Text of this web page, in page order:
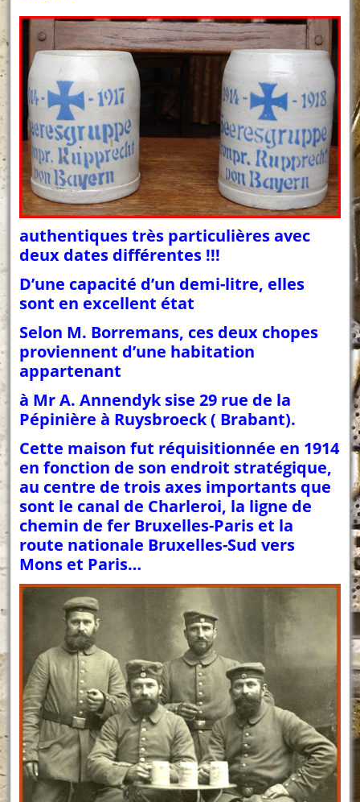
authentiques très particulières avec
deux dates différentes !!!
D’une capacité d’un demi-litre, elles
sont en excellent état
Selon M. Borremans, ces deux chopes
proviennent d’une habitation
appartenant
à Mr A. Annendyk sise 29 rue de la
Pépinière à Ruysbroeck ( Brabant).
Cette maison fut réquisitionnée en 1914
en fonction de son endroit stratégique,
au centre de trois axes importants que
sont le canal de Charleroi, la ligne de
chemin de fer Bruxelles-Paris et la
route nationale Bruxelles-Sud vers
Mons et Paris…